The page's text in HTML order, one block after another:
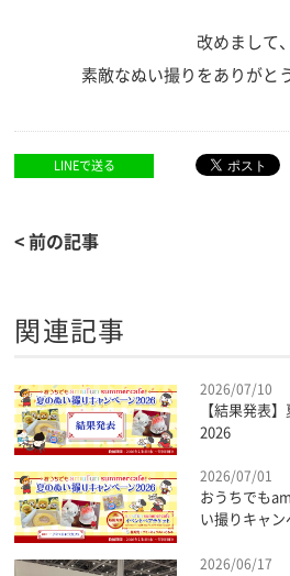
改めまして、
素敵なぬい撮りをありがと
LINEで送る
< 前の記事
関連記事
2026/07/10
【結果発表
2026
2026/07/01
おうちでも
い撮りキャン
2026/06/17